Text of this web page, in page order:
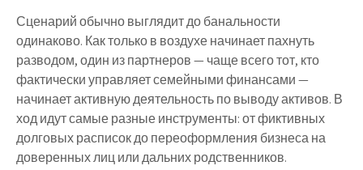
Сценарий обычно выглядит до банальности
одинаково. Как только в воздухе начинает пахнуть
разводом, один из партнеров — чаще всего тот, кто
фактически управляет семейными финансами —
начинает активную деятельность по выводу активов. В
ход идут самые разные инструменты: от фиктивных
долговых расписок до переоформления бизнеса на
доверенных лиц или дальних родственников.